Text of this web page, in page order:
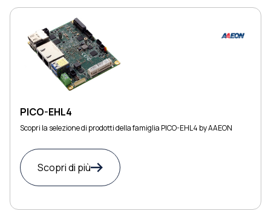
PICO-EHL4
Scopri la selezione di prodotti della famiglia PICO-EHL4 by AAEON
Scopri di più